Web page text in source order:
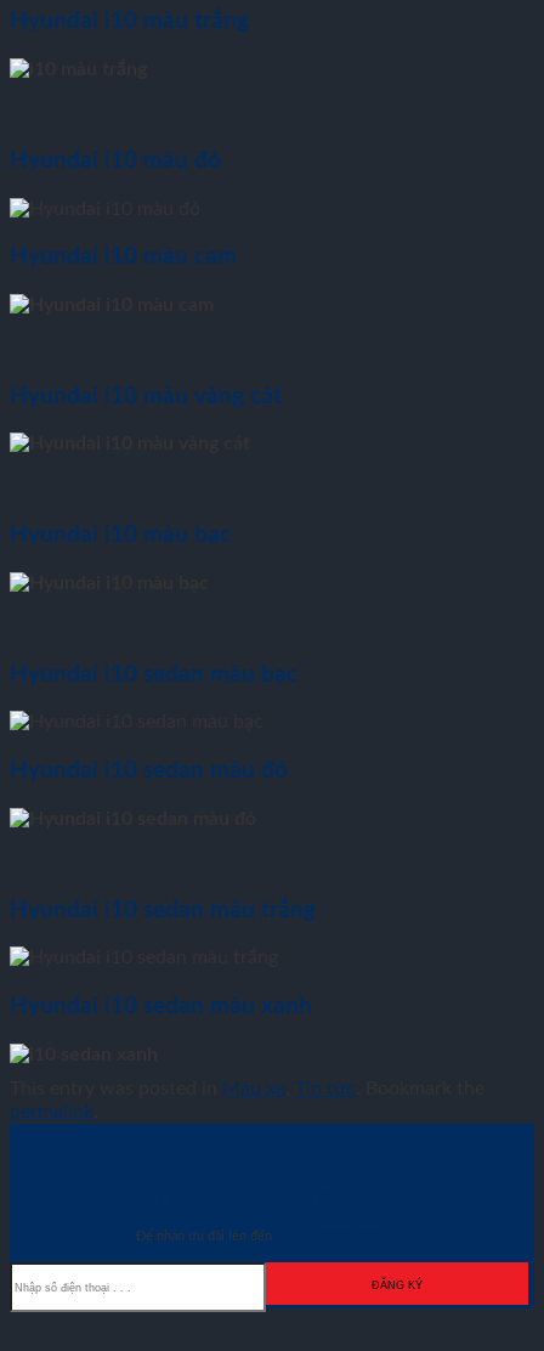
Hyundai i10 màu trắng
Hyundai i10 màu đỏ
Hyundai i10 màu cam
Hyundai i10 màu vàng cát
Hyundai i10 màu bạc
Hyundai i10 sedan màu bạc
Hyundai i10 sedan màu đỏ
Hyundai i10 sedan màu trắng
Hyundai i10 sedan màu xanh
Màu xe Tin tức
permalink
Để nhận ưu đãi lên đến